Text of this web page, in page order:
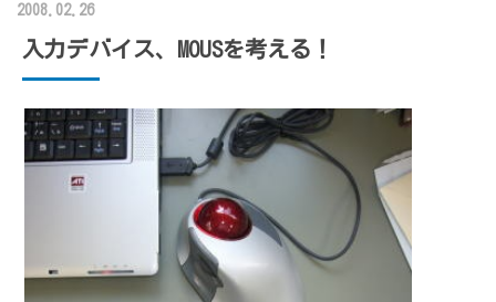
2008.02.26
入力デバイス、MOUSを考える！